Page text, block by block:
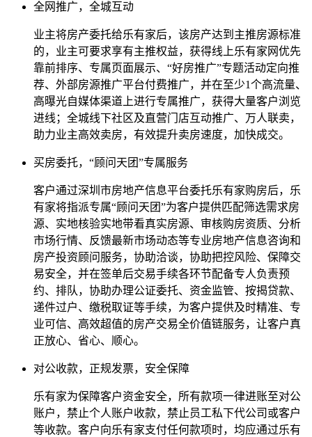
全网推广，全城互动
业主将房产委托给乐有家后，该房产达到主推房源标准
的，业主可要求享有主推权益，获得线上乐有家网优先
靠前排序、专属页面展示、“好房推广”专题活动定向推
荐、外部房源推广平台付费推广，并在至少1个高流量、
高曝光自媒体渠道上进行专属推广，获得大量客户浏览
进线；全城线下社区及直营门店互动推广、万人联卖，
助力业主高效卖房，有效提升卖房速度，加快成交。
买房委托，“顾问天团”专属服务
客户通过深圳市房地产信息平台委托乐有家购房后，乐
有家将指派专属“顾问天团”为客户提供匹配筛选需求房
源、实地核验实地带看真实房源、审核购房资质、分析
市场行情、反馈最新市场动态等专业房地产信息咨询和
房产投资顾问服务，协助洽谈，协助把控风险、保障交
易安全，并在签单后交易手续各环节配备专人负责预
约、排队，协助办理公证委托、资金监管、按揭贷款、
递件过户、缴税取证等手续，为客户提供及时精准、专
业可信、高效超值的房产交易全价值链服务，让客户真
正放心、省心、顺心。
对公收款，正规发票，安全保障
乐有家为保障客户资金安全，所有款项一律进账至对公
账户，禁止个人账户收款，禁止员工私下代公司或客户
等收款。客户向乐有家支付任何款项时，均应通过乐有